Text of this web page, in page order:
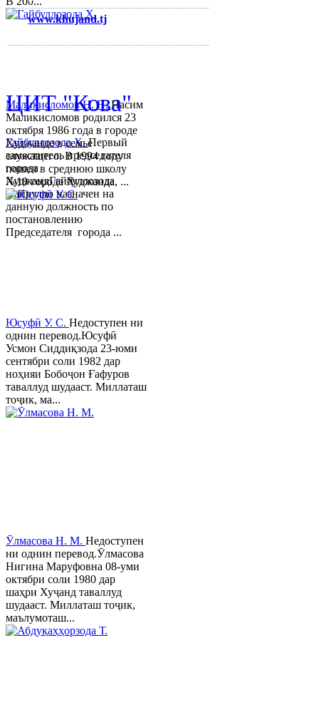
Гайбуллозода Х.Первый
заместитель председателя
города
ХуджандГайбуллозода
Хайрулло назначен на
данную должность по
постановлению
Председателя города ...
Маликисломов Н. Н.Насим
Маликисломов родился 23
октября 1986 года в городе
Худжанде в семье
служащего. В 1994 году
пошел в среднюю школу
№18 города Худжанда, ...
Юсуфӣ У. C. Недоступен ни
однин перевод.Юсуфӣ
Усмон Сиддиқзода 23-юми
сентябри соли 1982 дар
ноҳияи Бобоҷон Ғафуров
таваллуд шудааст. Миллаташ
тоҷик, ма...
Ӯлмасова Н. М. Недоступен
ни однин перевод.Ӯлмасова
Нигина Маруфовна 08-уми
октябри соли 1980 дар
шаҳри Хуҷанд таваллуд
шудааст. Миллаташ тоҷик,
маълумоташ...
www.khujand.tj
ЦИТ "Кова"